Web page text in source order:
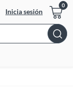
Inicia sesión